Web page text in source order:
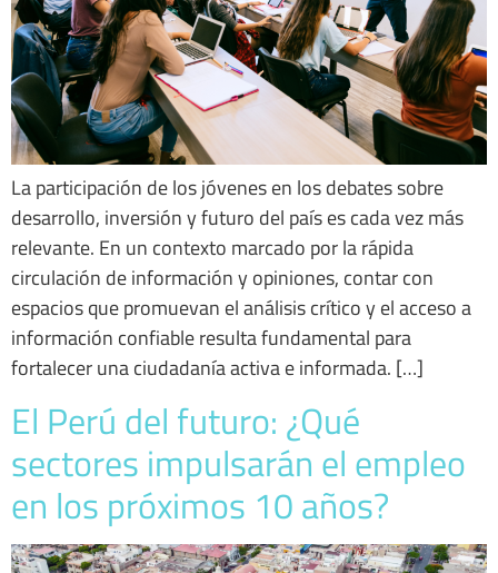
La participación de los jóvenes en los debates sobre
desarrollo, inversión y futuro del país es cada vez más
relevante. En un contexto marcado por la rápida
circulación de información y opiniones, contar con
espacios que promuevan el análisis crítico y el acceso a
información confiable resulta fundamental para
fortalecer una ciudadanía activa e informada. […]
El Perú del futuro: ¿Qué
sectores impulsarán el empleo
en los próximos 10 años?